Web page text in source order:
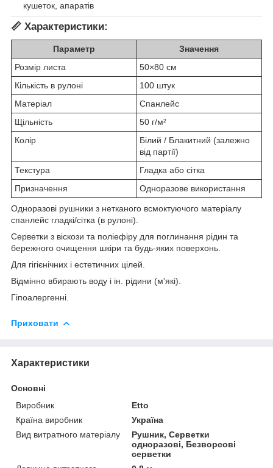
кушеток, апаратів
📏 Характеристики:
Параметр
Значення
Розмір листа
50×80 см
Кількість в рулоні
100 штук
Матеріал
Спанлейс
Щільність
50 г/м²
Колір
Білий / Блакитний (залежно
від партії)
Текстура
Гладка або сітка
Призначення
Одноразове використання
Одноразові рушники з нетканого всмоктуючого матеріалу
спанлейс гладкі/сітка (в рулоні).
Серветки з віскози та поліефіру для поглинання рідин та
бережного очищення шкіри та будь-яких поверхонь.
Для гігієнічних і естетичних цілей.
Відмінно вбирають воду і ін. рідини (м'які).
Гіпоалергенні.
Приховати
Характеристики
Основні
Виробник
Etto
Країна виробник
Україна
Вид витратного матеріалу
Рушник, Серветки
одноразові, Безворсові
серветки